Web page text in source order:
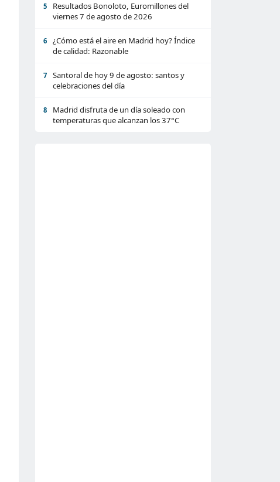
5
Resultados Bonoloto, Euromillones del
viernes 7 de agosto de 2026
6
¿Cómo está el aire en Madrid hoy? Índice
de calidad: Razonable
7
Santoral de hoy 9 de agosto: santos y
celebraciones del día
8
Madrid disfruta de un día soleado con
temperaturas que alcanzan los 37°C